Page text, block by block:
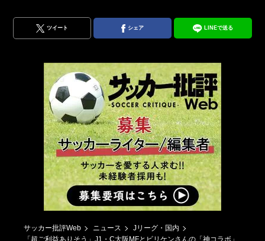
ツイート シェア LINEで送る
サッカー批評Web ニュース
Jリーグ・国内
「超ご利益ありそう」J1・C大阪MFとビリケンさんの「神コラボ」